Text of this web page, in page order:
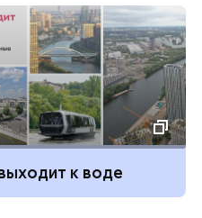
к воде